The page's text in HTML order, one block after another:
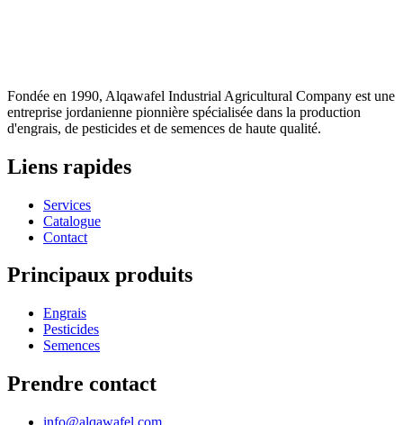
Fondée en 1990, Alqawafel Industrial Agricultural Company est une
entreprise jordanienne pionnière spécialisée dans la production
d'engrais, de pesticides et de semences de haute qualité.
Liens rapides
Services
Catalogue
Contact
Principaux produits
Engrais
Pesticides
Semences
Prendre contact